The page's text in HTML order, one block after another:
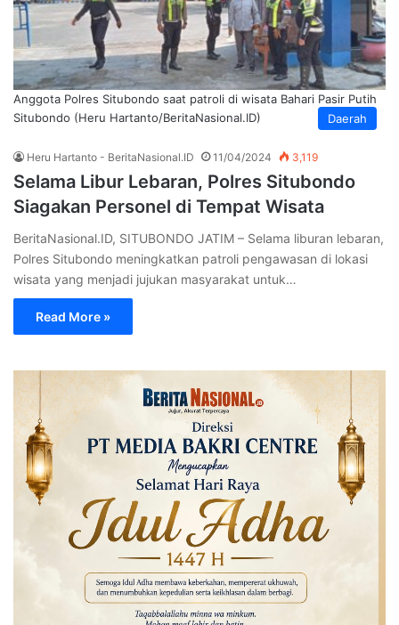
Daerah
Anggota Polres Situbondo saat patroli di wisata Bahari Pasir Putih
Situbondo (Heru Hartanto/BeritaNasional.ID)
Heru Hartanto - BeritaNasional.ID 11/04/2024 3,119
Selama Libur Lebaran, Polres Situbondo
Siagakan Personel di Tempat Wisata
BeritaNasional.ID, SITUBONDO JATIM – Selama liburan lebaran,
Polres Situbondo meningkatkan patroli pengawasan di lokasi
wisata yang menjadi jujukan masyarakat untuk…
Read More »